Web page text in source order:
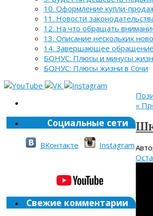
10. Оформление купли-
11. Новости
12. На что обращать
13. Описание нескольких
14. Завершающее
БОНУС: Плюсы и минусы
БОНУС: Плюсы жизни в Сочи
«
Социальные сети
ВКонтакте Instagram
Свежие комментарии